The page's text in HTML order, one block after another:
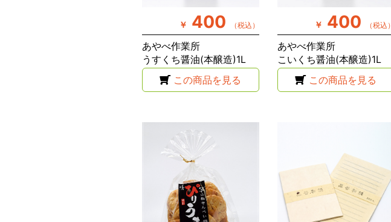
￥ 400 （税込）
あやべ作業所
うすくち醤油(本醸造)1L
この商品を見る
￥ 400 （税込）
あやべ作業所
こいくち醤油(本醸造)1L
この商品を見る